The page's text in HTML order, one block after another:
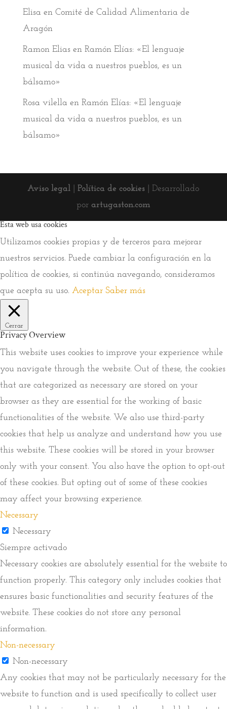
Elisa en Comité de Calidad Alimentaria de
Aragón
Ramon Eliasen Ramón Elías: «El lenguaje
musical da vida a nuestros pueblos, es un
bálsamo»
Rosa vilella en Ramón Elías: «El lenguaje
musical da vida a nuestros pueblos, es un
bálsamo»
Aviso legal |Política de cookies | Desarrollado
por artugaston.com
Esta web usa cookies
Utilizamos cookies propias y de terceros para mejorar
nuestros servicios. Puede cambiar la configuración en la
política de cookies, si continúa navegando, consideramos
que acepta su uso. Aceptar Saber más
Cerrar
Privacy Overview
This website uses cookies to improve your experience while
you navigate through the website. Out of these, the cookies
that are categorized as necessary are stored on your
browser as they are essential for the working of basic
functionalities of the website. We also use third-party
cookies that help us analyze and understand how you use
this website. These cookies will be stored in your browser
only with your consent. You also have the option to opt-out
of these cookies. But opting out of some of these cookies
may affect your browsing experience.
Necessary
Necessary
Siempre activado
Necessary cookies are absolutely essential for the website to
function properly. This category only includes cookies that
ensures basic functionalities and security features of the
website. These cookies do not store any personal
information.
Non-necessary
Non-necessary
Any cookies that may not be particularly necessary for the
website to function and is used specifically to collect user